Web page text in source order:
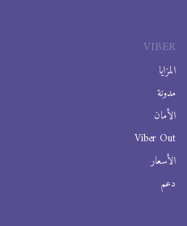
VIBER
المزايا
مدونة
الأمان
Viber Out
الأسعار
دعم